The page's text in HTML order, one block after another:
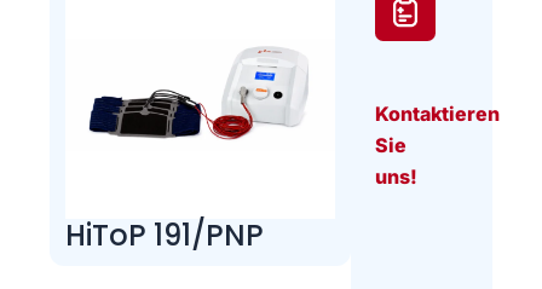
HiToP 191/PNP
Kontaktieren
Sie
uns!